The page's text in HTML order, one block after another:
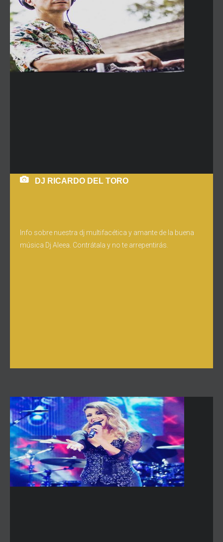
DJ RICARDO DEL TORO
Info sobre nuestra dj multifacética y amante de la buena
música Dj Aleea. Contrátala y no te arrepentirás.